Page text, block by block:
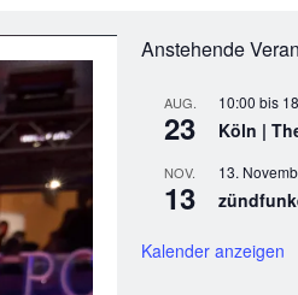
Anstehende
AUG.
23
10:00 bis
Köln |
NOV.
13
13.
Kalender anzeigen